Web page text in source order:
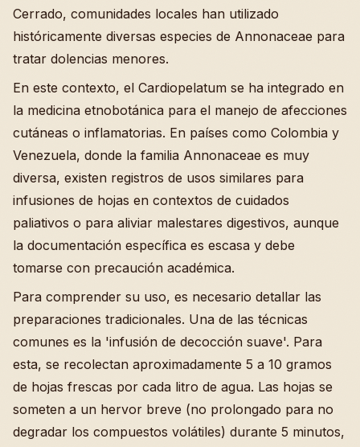
Cerrado, comunidades locales han utilizado
históricamente diversas especies de Annonaceae para
tratar dolencias menores.
En este contexto, el Cardiopelatum se ha integrado en
la medicina etnobotánica para el manejo de afecciones
cutáneas o inflamatorias. En países como Colombia y
Venezuela, donde la familia Annonaceae es muy
diversa, existen registros de usos similares para
infusiones de hojas en contextos de cuidados
paliativos o para aliviar malestares digestivos, aunque
la documentación específica es escasa y debe
tomarse con precaución académica.
Para comprender su uso, es necesario detallar las
preparaciones tradicionales. Una de las técnicas
comunes es la 'infusión de decocción suave'. Para
esta, se recolectan aproximadamente 5 a 10 gramos
de hojas frescas por cada litro de agua. Las hojas se
someten a un hervor breve (no prolongado para no
degradar los compuestos volátiles) durante 5 minutos,